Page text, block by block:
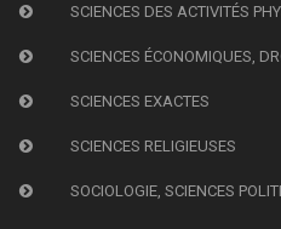
SCIENCES DES ACTIVITÉS
SCIENCES ÉCONOMIQUES,
SCIENCES EXACTES
SCIENCES RELIGIEUSES
SOCIOLOGIE, SCIENCES